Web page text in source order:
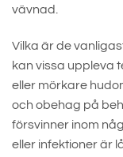
vävnad.
Vilka är de
kan vissa uppleva
eller mörkare
och obehag på
försvinner inom
eller infektioner är